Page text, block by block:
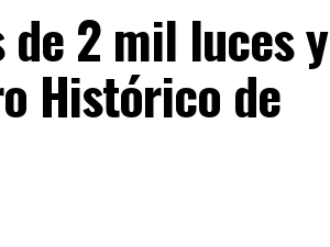
2 mil luces y
Histórico de